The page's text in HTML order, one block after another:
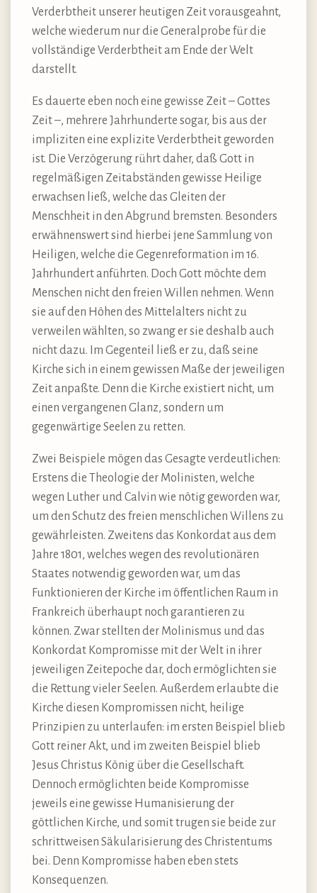
Verderbtheit unserer heutigen Zeit vorausgeahnt,
welche wiederum nur die Generalprobe für die
vollständige Verderbtheit am Ende der Welt
darstellt.
Es dauerte eben noch eine gewisse Zeit – Gottes
Zeit –, mehrere Jahrhunderte sogar, bis aus der
impliziten eine explizite Verderbtheit geworden
ist. Die Verzögerung rührt daher, daß Gott in
regelmäßigen Zeitabständen gewisse Heilige
erwachsen ließ, welche das Gleiten der
Menschheit in den Abgrund bremsten. Besonders
erwähnenswert sind hierbei jene Sammlung von
Heiligen, welche die Gegenreformation im 16.
Jahrhundert anführten. Doch Gott möchte dem
Menschen nicht den freien Willen nehmen. Wenn
sie auf den Höhen des Mittelalters nicht zu
verweilen wählten, so zwang er sie deshalb auch
nicht dazu. Im Gegenteil ließ er zu, daß seine
Kirche sich in einem gewissen Maße der jeweiligen
Zeit anpaßte. Denn die Kirche existiert nicht, um
einen vergangenen Glanz, sondern um
gegenwärtige Seelen zu retten.
Zwei Beispiele mögen das Gesagte verdeutlichen:
Erstens die Theologie der Molinisten, welche
wegen Luther und Calvin wie nötig geworden war,
um den Schutz des freien menschlichen Willens zu
gewährleisten. Zweitens das Konkordat aus dem
Jahre 1801, welches wegen des revolutionären
Staates notwendig geworden war, um das
Funktionieren der Kirche im öffentlichen Raum in
Frankreich überhaupt noch garantieren zu
können. Zwar stellten der Molinismus und das
Konkordat Kompromisse mit der Welt in ihrer
jeweiligen Zeitepoche dar, doch ermöglichten sie
die Rettung vieler Seelen. Außerdem erlaubte die
Kirche diesen Kompromissen nicht, heilige
Prinzipien zu unterlaufen: im ersten Beispiel blieb
Gott reiner Akt, und im zweiten Beispiel blieb
Jesus Christus König über die Gesellschaft.
Dennoch ermöglichten beide Kompromisse
jeweils eine gewisse Humanisierung der
göttlichen Kirche, und somit trugen sie beide zur
schrittweisen Säkularisierung des Christentums
bei. Denn Kompromisse haben eben stets
Konsequenzen.